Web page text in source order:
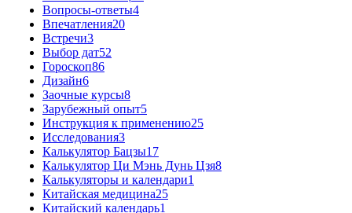
Вопросы-ответы4
Впечатления20
Встречи3
Выбор дат52
Гороскоп86
Дизайн6
Заочные курсы8
Зарубежный опыт5
Инструкция к применению25
Исследования3
Калькулятор Бацзы17
Калькулятор Ци Мэнь Дунь Цзя8
Калькуляторы и календари1
Китайская медицина25
Китайский календарь1